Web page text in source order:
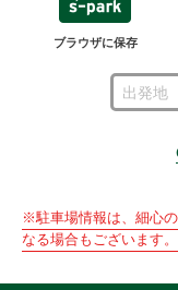
ブラウザに保存
※駐車場情報は、細心
なる場合もございます